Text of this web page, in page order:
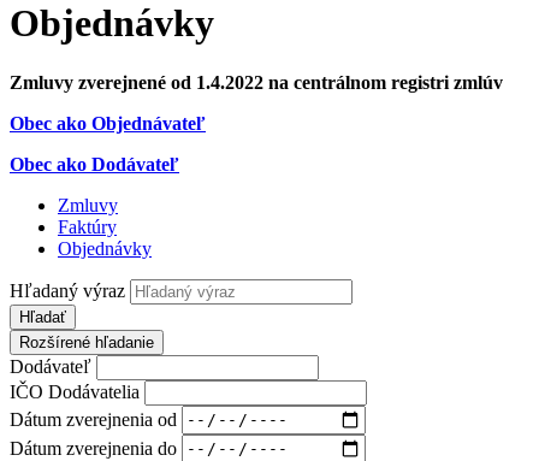
Objednávky
Zmluvy zverejnené od 1.4.2022 na centrálnom registri zmlúv
Obec ako Objednávateľ
Obec ako Dodávateľ
Zmluvy
Faktúry
Objednávky
Hľadaný výraz
Hľadať
Rozšírené hľadanie
Dodávateľ
IČO Dodávatelia
Dátum zverejnenia od
Dátum zverejnenia do